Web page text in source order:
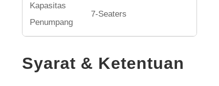
Kapasitas
Penumpang
7-Seaters
Syarat & Ketentuan